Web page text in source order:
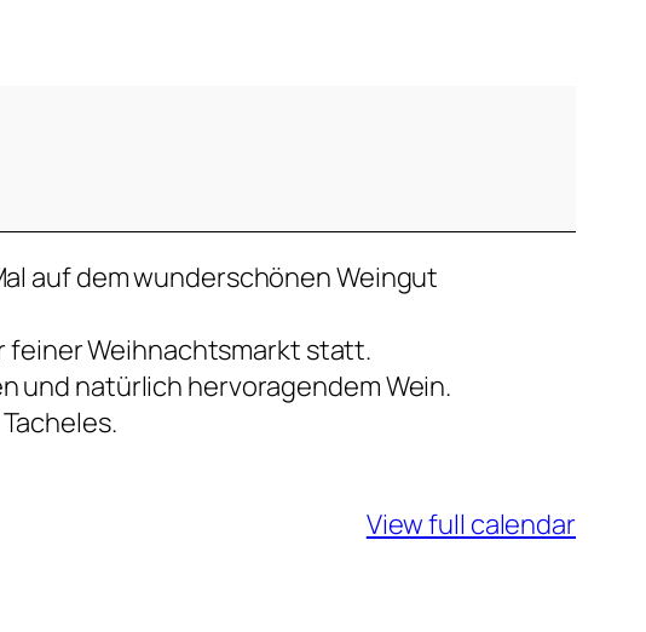
auf dem wunderschönen Weingut
feiner Weihnachtsmarkt statt.
und natürlich hervoragendem Wein.
View full calendar